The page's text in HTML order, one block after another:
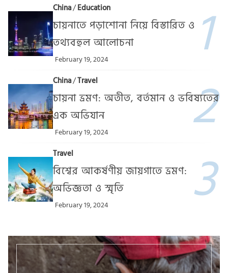
China/Education
চায়নাতে পড়াশোনা নিয়ে বিস্তারিত ও
তথ্যবহুল আলোচনা
February 19, 2024
China/Travel
চায়না ভ্রমণ: অতীত, বর্তমান ও ভবিষ্যতের
এক অভিযান
February 19, 2024
Travel
বিশ্বের আকর্ষণীয় জায়গাতে ভ্রমণ:
অভিজ্ঞতা ও স্মৃতি
February 19, 2024